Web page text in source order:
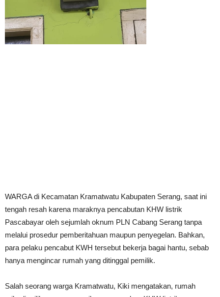
WARGA di Kecamatan Kramatwatu Kabupaten Serang, saat ini
tengah resah karena maraknya pencabutan KHW listrik
Pascabayar oleh sejumlah oknum PLN Cabang Serang tanpa
melalui prosedur pemberitahuan maupun penyegelan. Bahkan,
para pelaku pencabut KWH tersebut bekerja bagai hantu, sebab
hanya mengincar rumah yang ditinggal pemilik.
Salah seorang warga Kramatwatu, Kiki mengatakan, rumah